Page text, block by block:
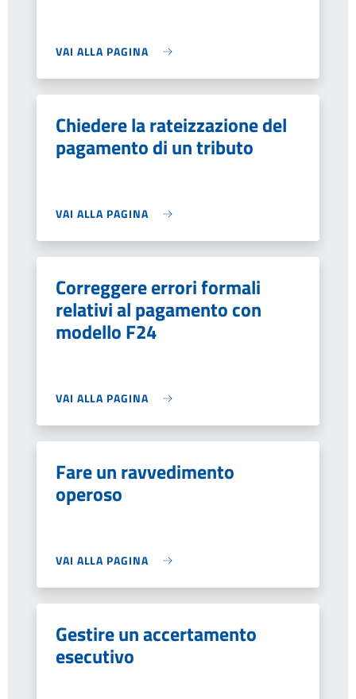
VAI ALLA PAGINA
Chiedere la rateizzazione del
pagamento di un tributo
VAI ALLA PAGINA
Correggere errori formali
relativi al pagamento con
modello F24
VAI ALLA PAGINA
Fare un ravvedimento
operoso
VAI ALLA PAGINA
Gestire un accertamento
esecutivo